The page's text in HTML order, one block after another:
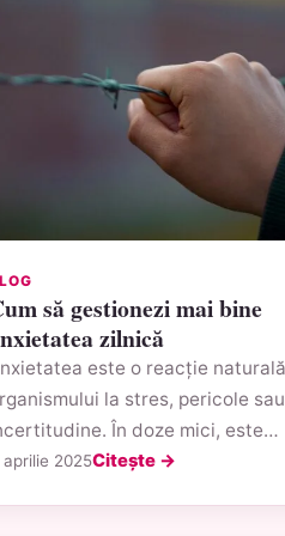
să gestionezi mai bine
zilnică
este o reacție
la stres, pericole sau
În doze mici, este…
aprilie 2025Citește →